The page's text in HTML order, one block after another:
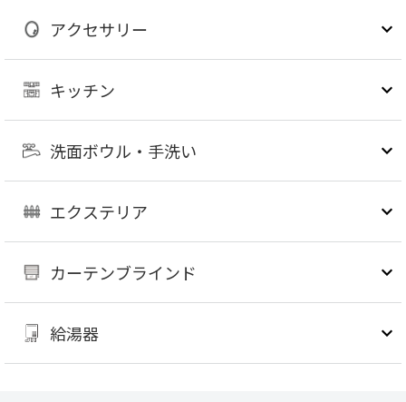
アクセサリー
キッチン
洗面ボウル・手洗い
エクステリア
カーテンブラインド
給湯器